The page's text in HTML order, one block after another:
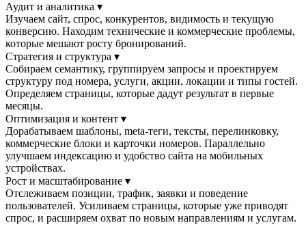
Аудит и аналитика ▾
Изучаем сайт, спрос, конкурентов, видимость и текущую
конверсию. Находим технические и коммерческие проблемы,
которые мешают росту бронирований.
Стратегия и структура ▾
Собираем семантику, группируем запросы и проектируем
структуру под номера, услуги, акции, локации и типы гостей.
Определяем страницы, которые дадут результат в первые
месяцы.
Оптимизация и контент ▾
Дорабатываем шаблоны, meta-теги, тексты, перелинковку,
коммерческие блоки и карточки номеров. Параллельно
улучшаем индексацию и удобство сайта на мобильных
устройствах.
Рост и масштабирование ▾
Отслеживаем позиции, трафик, заявки и поведение
пользователей. Усиливаем страницы, которые уже приводят
спрос, и расширяем охват по новым направлениям и услугам.